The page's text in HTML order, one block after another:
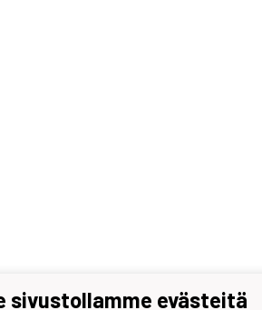
sivustollamme evästeitä